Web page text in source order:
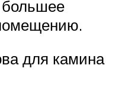
большее
для камина